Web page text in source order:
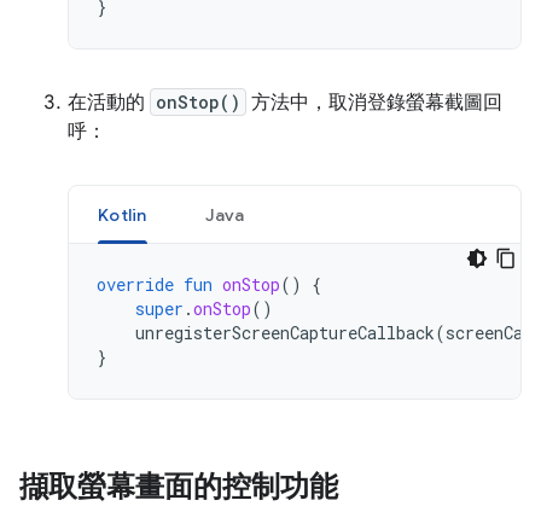
}
在活動的 onStop() 方法中，取消登錄螢幕截圖回
呼：
Kotlin Java
override fun onStop()
{
super .onStop()
unregisterScreenCaptureCallback(
}
擷取螢幕畫面的控制功能